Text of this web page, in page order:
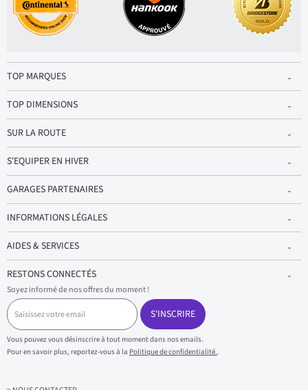
TOP MARQUES
TOP DIMENSIONS
SUR LA ROUTE
S'EQUIPER EN HIVER
GARAGES PARTENAIRES
INFORMATIONS LÉGALES
AIDES & SERVICES
RESTONS CONNECTÉS
Soyez informé de nos offres du moment !
S
a
i
s
i
s
S'INSCRIRE
Vous pouvez vous désinscrire à tout moment dans nos emails.
Pour en savoir plus, reportez-vous à la Politique de confidentialité..